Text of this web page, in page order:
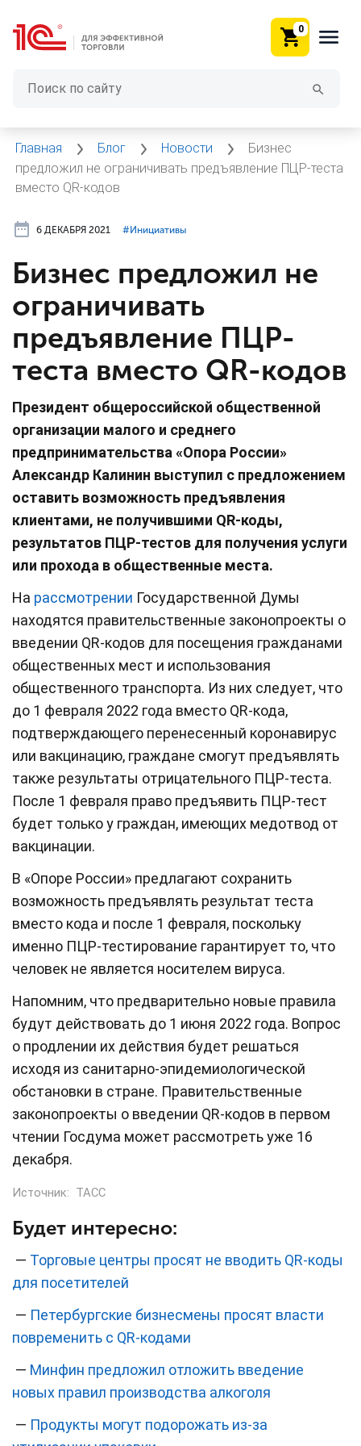
0
Главная Блог Новости
Бизнес
предложил не ограничивать предъявление ПЦР-теста
вместо QR-кодов
6 ДЕКАБРЯ 2021 #⁣Инициативы
Бизнес предложил не
ограничивать
предъявление ПЦР-
теста вместо QR-кодов
Президент общероссийской общественной
организации малого и среднего
предпринимательства «Опора России»
Александр Калинин выступил с предложением
оставить возможность предъявления
клиентами, не получившими QR-коды,
результатов ПЦР-тестов для получения услуги
или прохода в общественные места.
На рассмотрении Государственной Думы
находятся правительственные законопроекты о
введении QR-кодов для посещения гражданами
общественных мест и использования
общественного транспорта. Из них следует, что
до 1 февраля 2022 года вместо QR-кода,
подтверждающего перенесенный коронавирус
или вакцинацию, граждане смогут предъявлять
также результаты отрицательного ПЦР-теста.
После 1 февраля право предъявить ПЦР-тест
будет только у граждан, имеющих медотвод от
вакцинации.
В «Опоре России» предлагают сохранить
возможность предъявлять результат теста
вместо кода и после 1 февраля, поскольку
именно ПЦР-тестирование гарантирует то, что
человек не является носителем вируса.
Напомним, что предварительно новые правила
будут действовать до 1 июня 2022 года. Вопрос
о продлении их действия будет решаться
исходя из санитарно-эпидемиологической
обстановки в стране. Правительственные
законопроекты о введении QR-кодов в первом
чтении Госдума может рассмотреть уже 16
декабря.
Источник: ТАСС
Будет интересно:
— Торговые центры просят не вводить QR-коды
для посетителей
— Петербургские бизнесмены просят власти
повременить с QR-кодами
— Минфин предложил отложить введение
новых правил производства алкоголя
— Продукты могут подорожать из-за